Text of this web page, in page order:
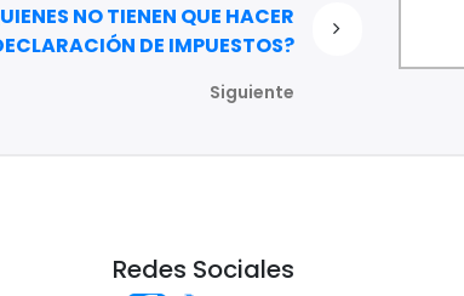
NO TIENEN QUE HACER
DE IMPUESTOS?
Siguiente
Redes Sociales